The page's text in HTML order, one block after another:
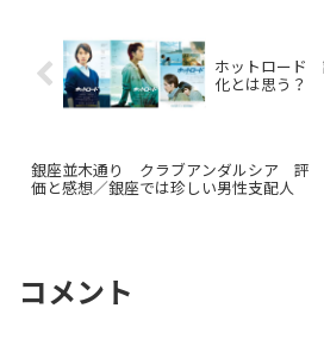
ホットロード
化とは思う？
銀座並木通り クラブアンダルシア 評
価と感想／銀座では珍しい男性支配人
コメント